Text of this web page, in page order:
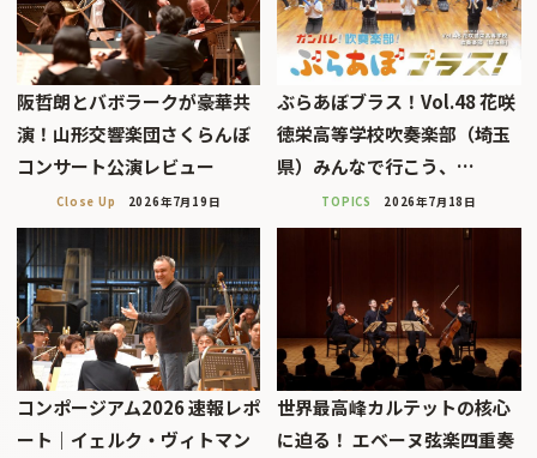
阪哲朗とバボラークが豪華共
演！山形交響楽団さくらんぼ
コンサート公演レビュー
Close Up 2026年7月19日
ぶらあぼブラス！Vol.48 花咲
徳栄高等学校吹奏楽部（埼玉
県）みんなで行こう、…
TOPICS 2026年7月18日
コンポージアム2026 速報レポ
ート｜イェルク・ヴィトマン
世界最高峰カルテットの核心
に迫る！ エベーヌ弦楽四重奏